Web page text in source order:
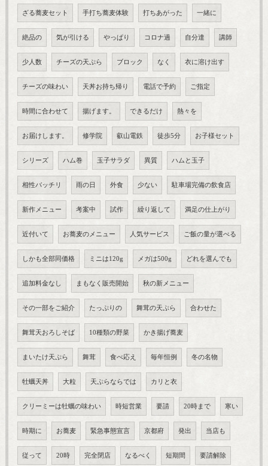
ざる蕎麦セット 手打ち蕎麦体験 打ちあがった 一緒に
絶品の 気が引ける やっぱり コロナ過 自分達 講師
少人数 チーズの天ぷら ブロック なく 衣に溶け出す
チーズの味わい 天丼お持ち帰り 電話で予約 ご指定
時間に合わせて 揚げます。 できるだけ 熱々を
お届けします。 修学院 叡山電鉄 徒歩5分 お子様セット
シリーズ ハム巻 玉子サラダ 異質 ハムと玉子
相性バッチリ 雨の日 外食 少ない 駐車場完備の飲食店
新作メニュー 考案中 試作 繰り返して 満足の仕上がり
近付いて お蕎麦のメニュー 人気サービス ご飯の量が選べる
しかも全部同価格 ミニは120g メガは500g どれを選んでも
追加料金なし まもなく販売開始 秋の新メニュー
その一部をご紹介 たっぷりの 舞茸の天ぷら 合わせた
舞茸天おろしそば 10種類の野菜 かき揚げ蕎麦
まいたけ天ぷら 舞茸 食べ応え 毎年恒例 冬の名物
牡蠣天丼 大粒 天ぷらならでは カリと衣
クリーミーは牡蠣の味わい 時短営業 要請 20時まで 寒い
時期に お蕎麦 緊急事態宣言 京都府 発出 当店も
従って 20時 完全閉店 なるべく 短期間 要請解除